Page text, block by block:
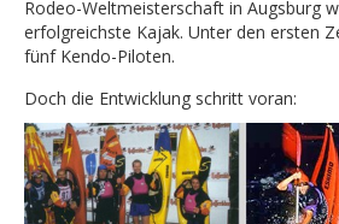
Rodeo-Weltmeisterschaft in Augsburg
erfolgreichste Kajak. Unter den ersten
fünf Kendo-Piloten.
Doch die Entwicklung schritt voran: